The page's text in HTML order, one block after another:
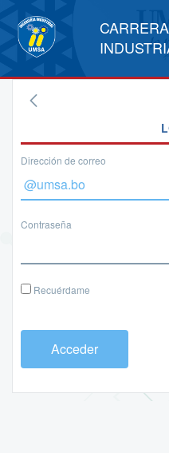
Dirección de correo
Contraseña
Recuérdame
Acceder